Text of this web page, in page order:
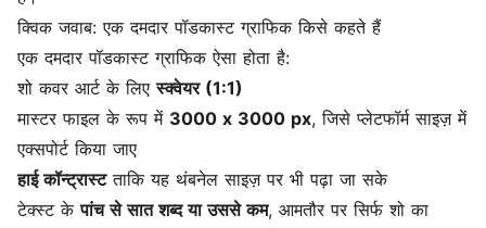
क्विक जवाब: एक दमदार पॉडकास्ट ग्राफिक किसे कहते हैं
एक दमदार पॉडकास्ट ग्राफिक ऐसा होता है:
शो कवर आर्ट के लिएस्क्वेयर (1:1)
मास्टर फाइल के रूप में 3000 x 3000 px, जिसे प्लेटफॉर्म साइज़ में
एक्सपोर्ट किया जाए
हाई कॉन्ट्रास्टताकि यह थंबनेल साइज़ पर भी पढ़ा जा सके
टेक्स्ट केपांच से सात शब्द या उससे कम, आमतौर पर सिर्फ शो का